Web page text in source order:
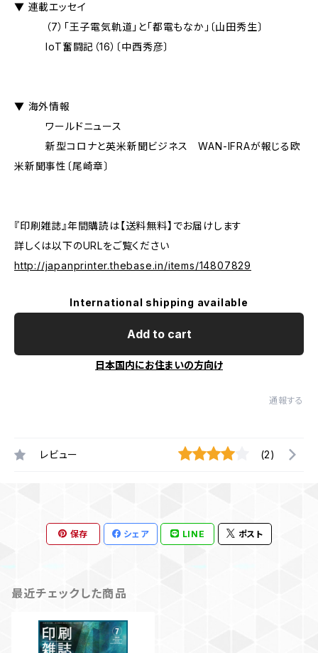
▼ 連載エッセイ
（7）「王子電気軌道」と「都電もなか」〔山田秀生〕
IoT奮闘記（16）〔中西秀彦〕
▼ 海外情報
ワールドニュース
新型コロナと英米新聞ビジネス WAN-IFRAが報じる欧
米新聞事性〔尾崎章〕
『印刷雑誌』年間購読は【送料無料】でお届けします
詳しくは以下のURLをご覧ください
http://japanprinter.thebase.in/items/14807829
International shipping available
Add to cart
日本国内にお住まいの方向け
通報する
レビュー (2)
保存 シェア LINE ポスト
最近チェックした商品